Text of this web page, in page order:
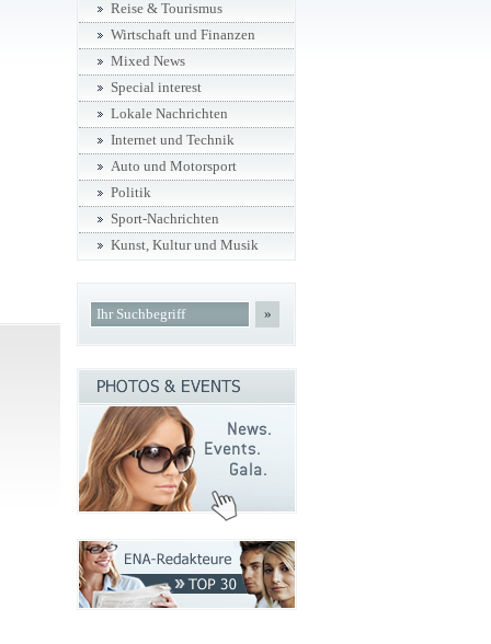
Reise & Tourismus
Wirtschaft und Finanzen
Mixed News
Special interest
Lokale Nachrichten
Internet und Technik
Auto und Motorsport
Politik
Sport-Nachrichten
Kunst, Kultur und Musik
»